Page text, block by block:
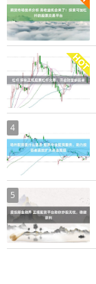
4
5